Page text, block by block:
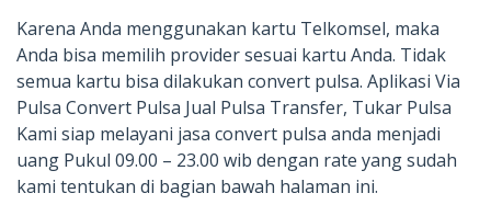
Karena Anda menggunakan kartu Telkomsel, maka
Anda bisa memilih provider sesuai kartu Anda. Tidak
semua kartu bisa dilakukan convert pulsa. Aplikasi Via
Pulsa Convert Pulsa Jual Pulsa Transfer, Tukar Pulsa
Kami siap melayani jasa convert pulsa anda menjadi
uang Pukul 09.00 – 23.00 wib dengan rate yang sudah
kami tentukan di bagian bawah halaman ini.